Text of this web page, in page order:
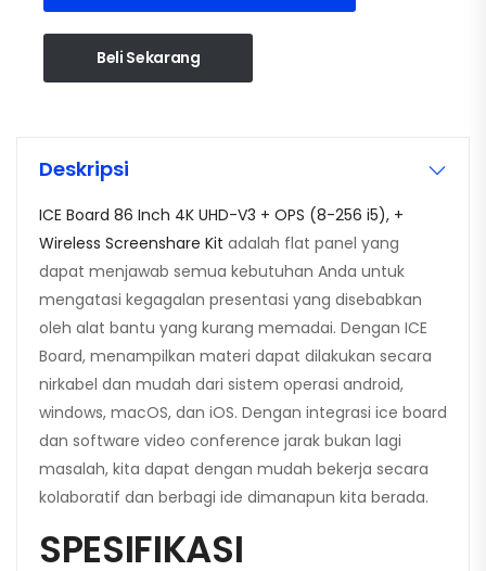
Beli Sekarang
Deskripsi
ICE Board 86 Inch 4K UHD-V3 + OPS (8-256 i5), +
Wireless Screenshare Kit adalah flat panel yang
dapat menjawab semua kebutuhan Anda untuk
mengatasi kegagalan presentasi yang disebabkan
oleh alat bantu yang kurang memadai. Dengan ICE
Board, menampilkan materi dapat dilakukan secara
nirkabel dan mudah dari sistem operasi android,
windows, macOS, dan iOS. Dengan integrasi ice board
dan software video conference jarak bukan lagi
masalah, kita dapat dengan mudah bekerja secara
kolaboratif dan berbagi ide dimanapun kita berada.
SPESIFIKASI